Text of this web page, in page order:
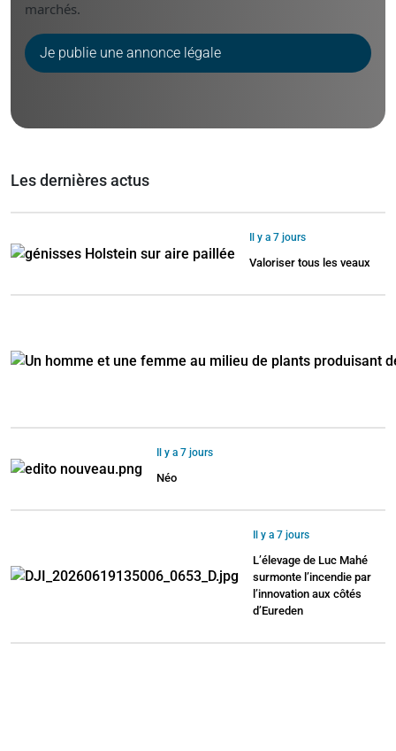
marchés.
Je publie une annonce légale
Les dernières actus
Il y a 7 jours
Valoriser tous les veaux
Il y a 7 jours
Néo
Il y a 7 jours
L’élevage de Luc Mahé
surmonte l’incendie par
l’innovation aux côtés
d’Eureden